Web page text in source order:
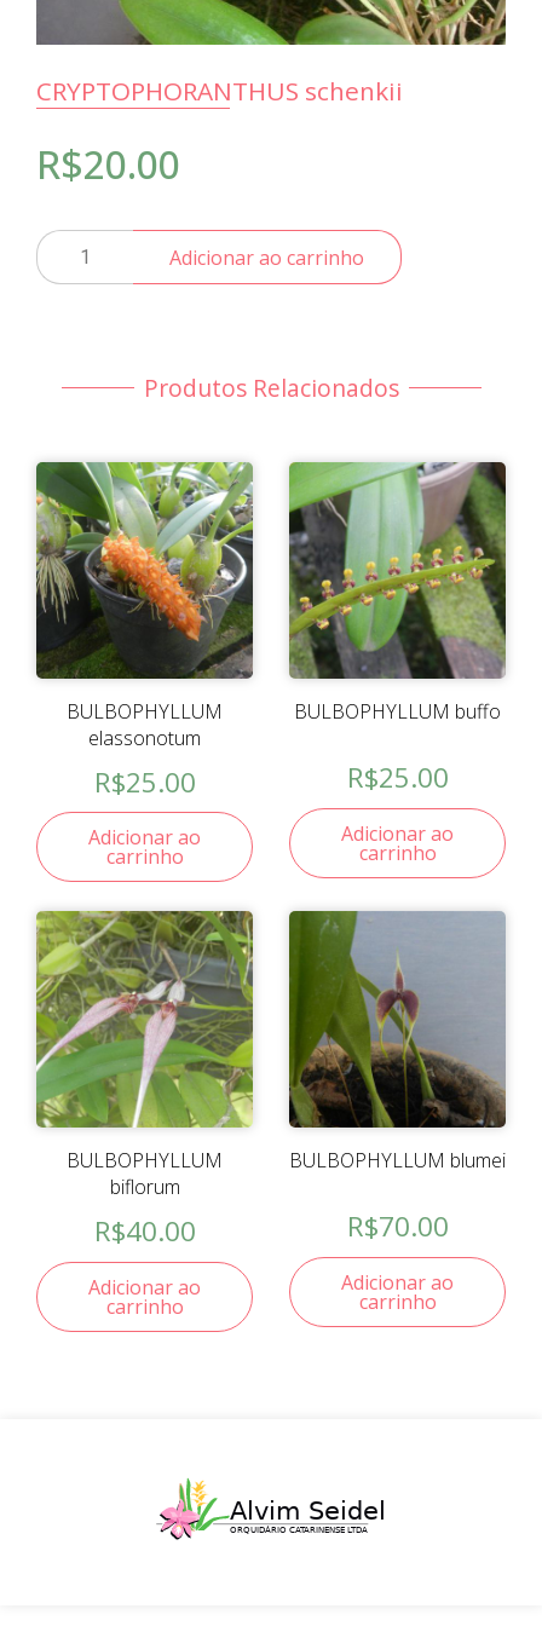
CRYPTOPHORANTHUS schenkii
R$20.00
CRYPTOPHORANTHUS
schenkii
Adicionar ao carrinho
Produtos Relacionados
BULBOPHYLLUM
elassonotum
R$25.00
Adicionar ao
carrinho
BULBOPHYLLUM buffo
R$25.00
Adicionar ao
carrinho
BULBOPHYLLUM
biflorum
R$40.00
Adicionar ao
carrinho
BULBOPHYLLUM blumei
R$70.00
Adicionar ao
carrinho